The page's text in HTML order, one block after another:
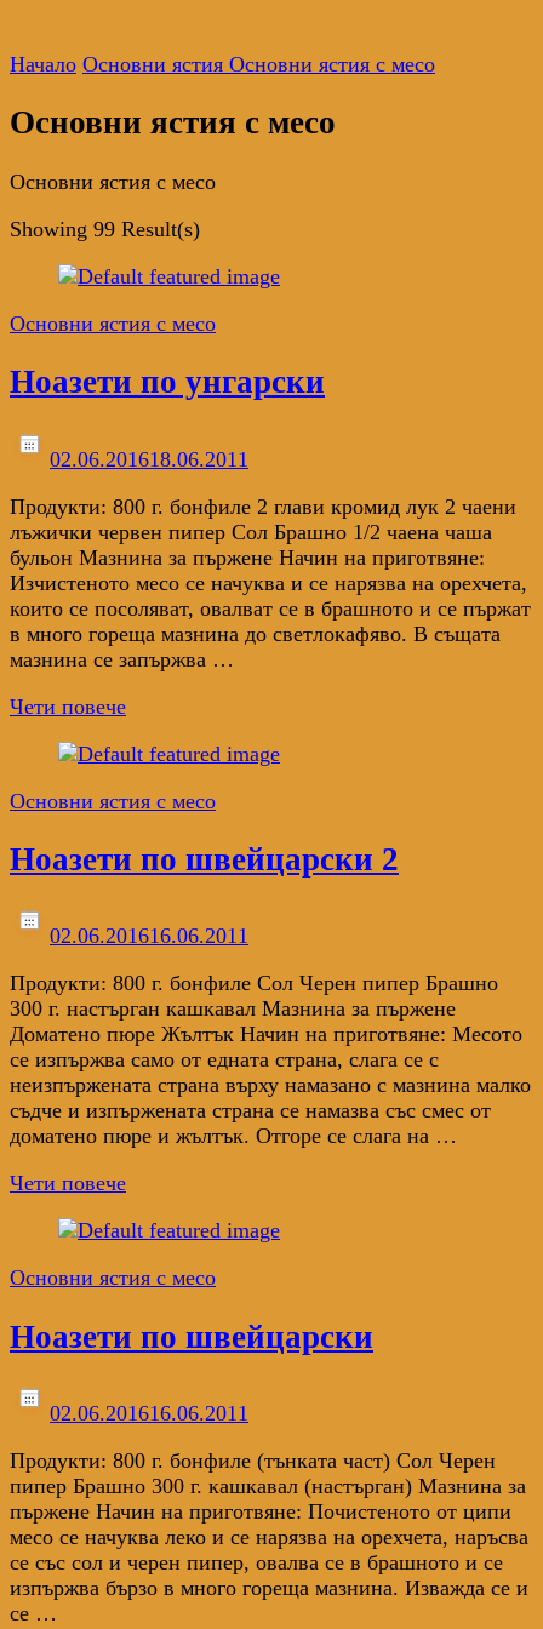
Начало Основни ястия Основни ястия с месо
Основни ястия с месо
Основни ястия с месо
Showing 99 Result(s)
Основни ястия с месо
Ноазети по унгарски
02.06.201618.06.2011
Продукти: 800 г. бонфиле 2 глави кромид лук 2 чаени
лъжички червен пипер Сол Брашно 1/2 чаена чаша
бульон Мазнина за пържене Начин на приготвяне:
Изчистеното месо се начуква и се нарязва на орехчета,
които се посоляват, овалват се в брашното и се пържат
в много гореща мазнина до светлокафяво. В същата
мазнина се запържва …
Чети повече
Основни ястия с месо
Ноазети по швейцарски 2
02.06.201616.06.2011
Продукти: 800 г. бонфиле Сол Черен пипер Брашно
300 г. настърган кашкавал Мазнина за пържене
Доматено пюре Жълтък Начин на приготвяне: Месото
се изпържва само от едната страна, слага се с
неизпържената страна върху намазано с мазнина малко
съдче и изпържената страна се намазва със смес от
доматено пюре и жълтък. Отгоре се слага на …
Чети повече
Основни ястия с месо
Ноазети по швейцарски
02.06.201616.06.2011
Продукти: 800 г. бонфиле (тънката част) Сол Черен
пипер Брашно 300 г. кашкавал (настърган) Мазнина за
пържене Начин на приготвяне: Почистеното от ципи
месо се начуква леко и се нарязва на орехчета, наръсва
се със сол и черен пипер, овалва се в брашното и се
изпържва бързо в много гореща мазнина. Изважда се и
се …